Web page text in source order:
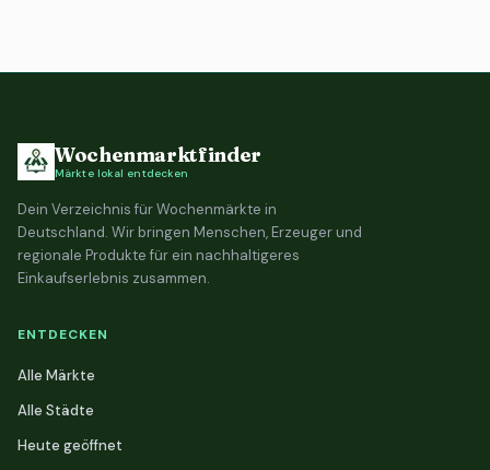
Wochenmarktfinder
Märkte lokal entdecken
Dein Verzeichnis für Wochenmärkte in
Deutschland. Wir bringen Menschen, Erzeuger und
regionale Produkte für ein nachhaltigeres
Einkaufserlebnis zusammen.
ENTDECKEN
Alle Märkte
Alle Städte
Heute geöffnet